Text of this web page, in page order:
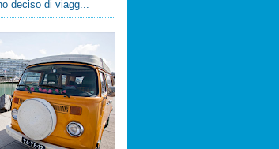
deciso di viagg...